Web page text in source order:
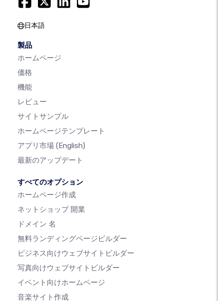
日本語
製品
ホームページ
価格
機能
レビュー
サイトサンプル
ホームページテンプレート
アプリ市場 (English)
最新のアップデート
すべてのオプション
ホームページ作成
ネットショップ 開業
ドメイン 名
無料ランディングページビルダー
ビジネス向けウェブサイトビルダー
写真向けウェブサイトビルダー
イベント向けホームページ
音楽サイト作成